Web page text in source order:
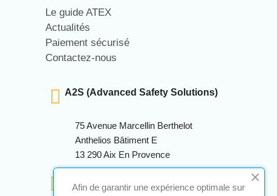
Le guide ATEX
Actualités
Paiement sécurisé
Contactez-nous
A2S (Advanced Safety Solutions)
75 Avenue Marcellin Berthelot
Anthelios Bâtiment E
13 290 Aix En Provence
Afin de garantir une expérience optimale sur